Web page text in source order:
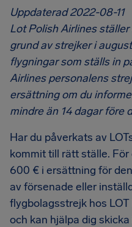
Uppdaterad 2022-08-11
Lot Polish Airlines
grund av strejker i
flygningar som ställs in
Airlines personalens
ersättning om du
mindre än 14 dagar före
Har du påverkats av
kommit till rätt ställe.
600 € i ersättning för
av försenade eller
flygbolagsstrejk hos
och kan hjälpa dig